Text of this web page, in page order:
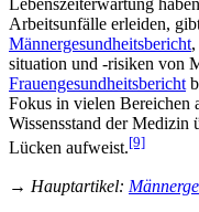
Lebenszeiterwartung
Arbeitsunfälle erleiden,
Männergesundheitsbericht
situation und -risiken von
Frauengesundheitsbericht
Fokus in vielen Bereichen
Wissensstand der Medizin
Lücken aufweist.[9]
→ Hauptartikel: